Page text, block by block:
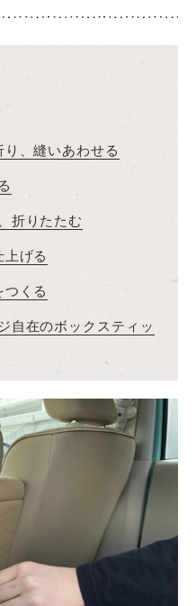
、縫いあわせる
折りたたむ
げる
くる
自在のボックスティッ